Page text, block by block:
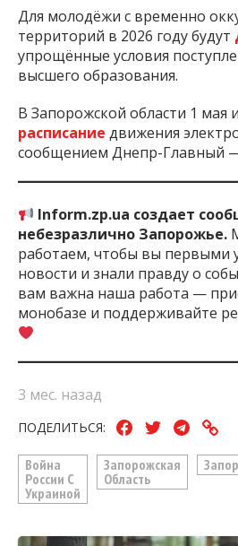
Для молодёжи с временно
территорий в 2026 году будут
упрощённые условия
высшего образования.
В Запорожской области 1 мая
расписание движения
сообщением Днепр-Главный
Inform.zp.ua создает
небезразлично Запорожье.
работаем, чтобы вы первыми
новости и знали правду о
вам важна наша работа —
монобазе и поддерживайте
3 мес. назад
ПОДЕЛИТЬСЯ:
Война
России С
Украиной
Запорожская
Область